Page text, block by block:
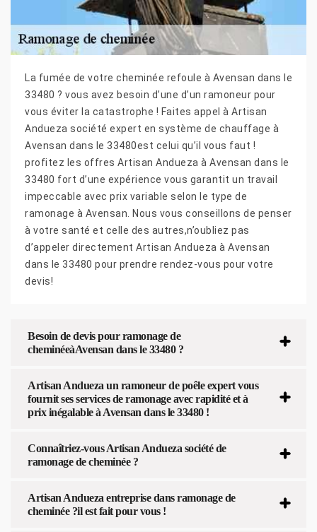
La fumée de votre cheminée refoule à Avensan dans le
33480 ? vous avez besoin d’une d’un ramoneur pour
vous éviter la catastrophe ! Faites appel à Artisan
Andueza société expert en système de chauffage à
Avensan dans le 33480est celui qu’il vous faut !
profitez les offres Artisan Andueza à Avensan dans le
33480 fort d’une expérience vous garantit un travail
impeccable avec prix variable selon le type de
ramonage à Avensan. Nous vous conseillons de penser
à votre santé et celle des autres,n’oubliez pas
d’appeler directement Artisan Andueza à Avensan
dans le 33480 pour prendre rendez-vous pour votre
devis!
Besoin de devis pour ramonage de
cheminéeàAvensan dans le 33480 ?
Artisan Andueza un ramoneur de poêle expert vous
fournit ses services de ramonage avec rapidité et à
prix inégalable à Avensan dans le 33480 !
Connaîtriez-vous Artisan Andueza société de
ramonage de cheminée ?
Artisan Andueza entreprise dans ramonage de
cheminée ?il est fait pour vous !